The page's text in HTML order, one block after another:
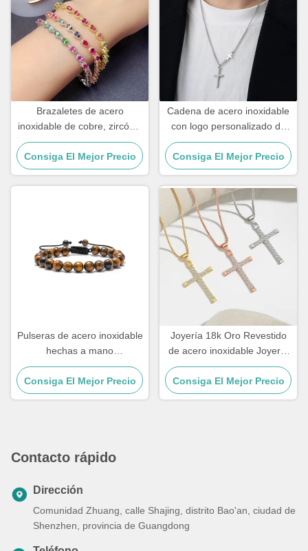
Brazaletes de acero
inoxidable de cobre, zircón y
18k, de oro, con diamantes,
brazalete de mujer.
Consiga El Mejor Precio
Cadena de acero inoxidable
con logo personalizado de
oro de 18k para hombre,
colgante de cruz, cadenas
Consiga El Mejor Precio
Pulseras de acero inoxidable
hechas a mano
personalizadas, regalo para
parejas, pulsera con cuentas
de piedra ojo de tigre para
Consiga El Mejor Precio
Joyería 18k Oro Revestido
de acero inoxidable Joyería
Mujer Choker Cruz Collar 20
pulgadas
Consiga El Mejor Precio
Contacto rápido
Dirección
Comunidad Zhuang, calle Shajing, distrito Bao'an, ciudad de
Shenzhen, provincia de Guangdong